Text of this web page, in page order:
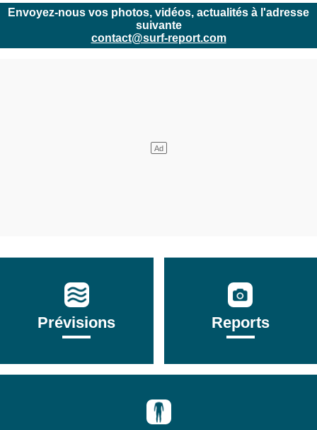
Envoyez-nous vos photos, vidéos, actualités à l'adresse
suivante
contact@surf-report.com
Prévisions Reports